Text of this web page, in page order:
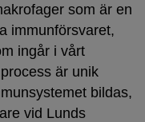
som är en
immunförsvaret,
ingår i vårt
är unik
bildas,
vid Lunds